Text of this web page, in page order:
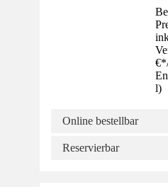
€*
l)
Online bestellbar
Reservierbar